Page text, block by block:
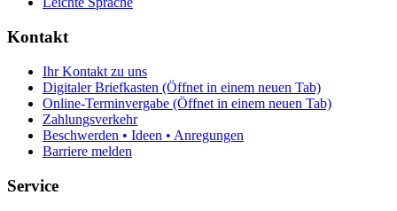
Kontakt
Ihr Kontakt zu uns
Digitaler Briefkasten (Öffnet in einem neuen Tab)
Online-Terminvergabe (Öffnet in einem neuen Tab)
Zahlungsverkehr
Beschwerden • Ideen • Anregungen
Barriere melden
Service